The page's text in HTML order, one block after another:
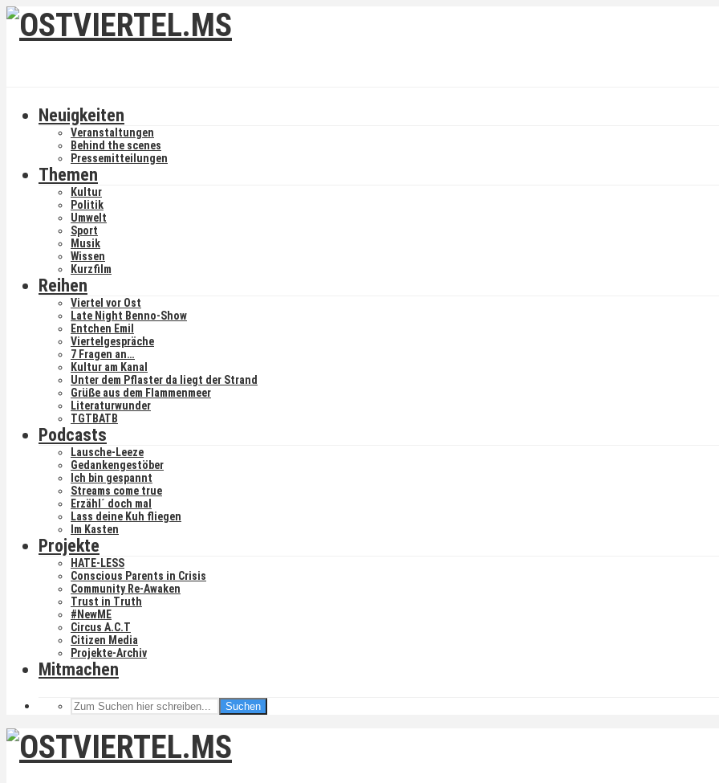
Neuigkeiten
Veranstaltungen
Behind the scenes
Pressemitteilungen
Themen
Kultur
Politik
Umwelt
Sport
Musik
Wissen
Kurzfilm
Reihen
Viertel vor Ost
Late Night Benno-Show
Entchen Emil
Viertelgespräche
7 Fragen an…
Kultur am Kanal
Unter dem Pflaster da liegt der Strand
Grüße aus dem Flammenmeer
Literaturwunder
TGTBATB
Podcasts
Lausche-Leeze
Gedankengestöber
Ich bin gespannt
Streams come true
Erzähl´ doch mal
Lass deine Kuh fliegen
Im Kasten
Projekte
HATE-LESS
Conscious Parents in Crisis
Community Re-Awaken
Trust in Truth
#NewME
Circus A.C.T
Citizen Media
Projekte-Archiv
Mitmachen
Suchen